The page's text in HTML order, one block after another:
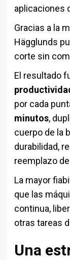
aplicaciones
Gracias a la
Hägglunds
corte sin
El resultado
por cada
minutos,
cuerpo de la
durabilidad,
reemplazo
La mayor
que las
continua,
otras tareas
Una